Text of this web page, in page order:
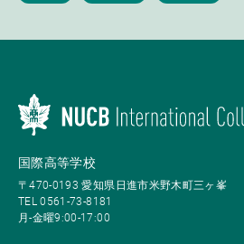
国際高等学校
〒470-0193 愛知県日進市米野木町三ヶ峯
TEL 0561-73-8181
月-金曜9:00-17:00